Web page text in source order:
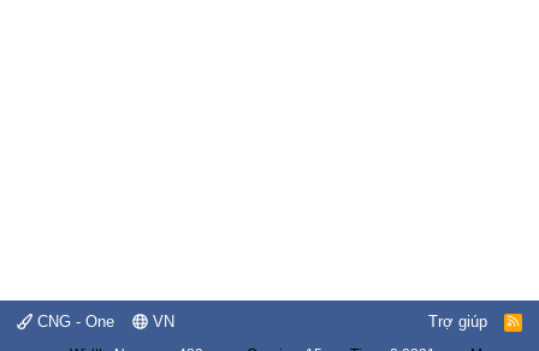
CNG - One VN Trợ giúp
R